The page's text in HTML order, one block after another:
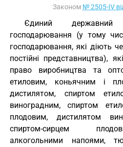
Законом № 2505-IV
Єдиний державний
господарювання (у тому
господарювання, які діють
постійні представництва),
право виробництва та
етиловим, коньячним і
дистилятом, спиртом
виноградним, спиртом
плодовим, дистилятом
спиртом-сирцем
алкогольними напоями,